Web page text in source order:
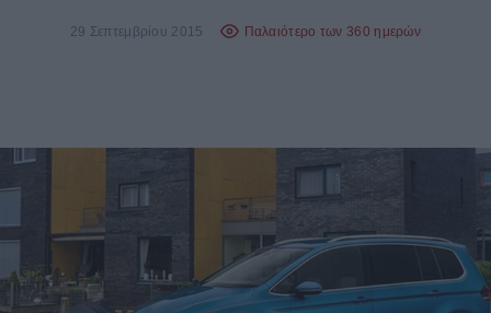
29 Σεπτεμβρίου 2015 Παλαιότερο των 360 ημερών